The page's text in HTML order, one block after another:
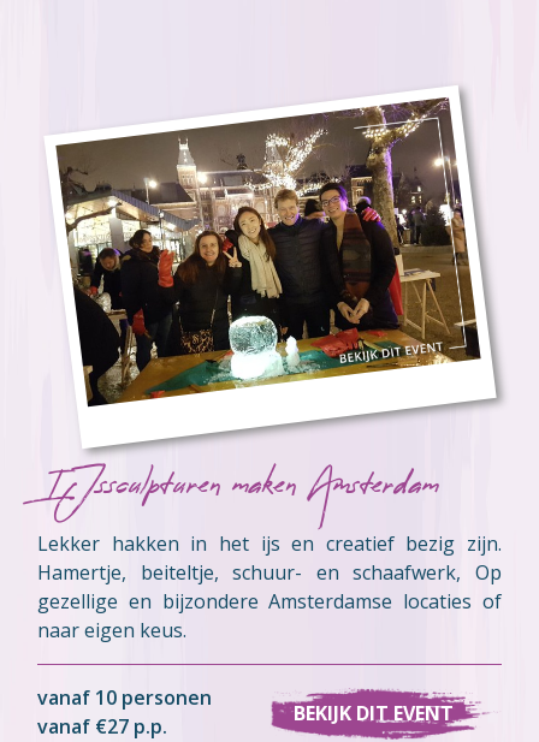
IJssculpturen maken Amsterdam
Lekker hakken in het ijs en creatief bezig zijn.
Hamertje, beiteltje, schuur- en schaafwerk, Op
gezellige en bijzondere Amsterdamse locaties of
naar eigen keus.
vanaf 10 personen
vanaf €27 p.p.
BEKIJK DIT EVENT